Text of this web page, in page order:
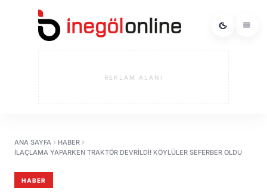
REKLAM ALANI
ANA SAYFA
HABER
İLAÇLAMA YAPARKEN TRAKTÖR DEVRILDI! KÖYLÜLER SEFERBER OLDU
HABER